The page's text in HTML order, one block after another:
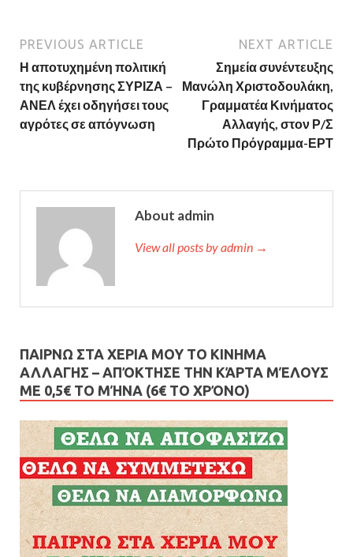
PREVIOUS ARTICLE
Η αποτυχημένη πολιτική
της κυβέρνησης ΣΥΡΙΖΑ –
ΑΝΕΛ έχει οδηγήσει τους
αγρότες σε απόγνωση
NEXT ARTICLE
Σημεία συνέντευξης
Μανώλη Χριστοδουλάκη,
Γραμματέα Κινήματος
Αλλαγής, στον Ρ/Σ
Πρώτο Πρόγραμμα-ΕΡΤ
About admin
View all posts by admin →
ΠΑΙΡΝΩ ΣΤΑ ΧΕΡΙΑ ΜΟΥ ΤΟ ΚΙΝΗΜΑ
ΑΛΛΑΓΗΣ – AΠΌΚΤΗΣΕ ΤΗΝ ΚΆΡΤΑ ΜΈΛΟΥΣ
ΜΕ 0,5€ ΤΟ ΜΉΝΑ (6€ ΤΟ ΧΡΌΝΟ)